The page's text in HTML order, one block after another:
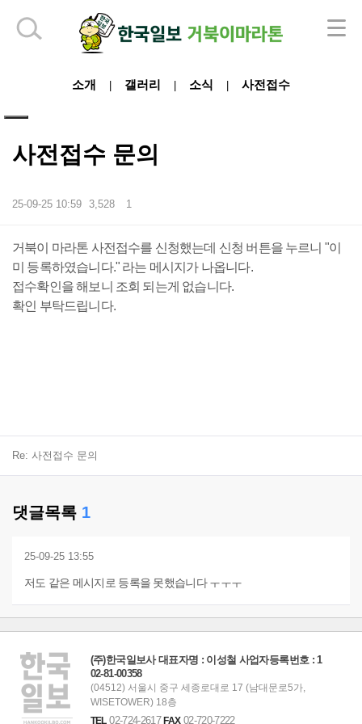
소개 갤러리 소식 사전접수
사전접수 문의
25-09-25 10:59 3,528 1
본문
거북이 마라톤 사전접수를 신청했는데 신청 버튼을 누르니 "이
미 등록하였습니다." 라는 메시지가 나옵니다.
접수확인을 해보니 조회 되는게 없습니다.
확인 부탁드립니다.
Re: 사전접수 문의
댓글목록 1
25-09-25 13:55
저도 같은 메시지로 등록을 못했습니다 ㅜㅜㅜ
하단 영역
(주)한국일보사 대표자명 : 이성철 사업자등록번호 : 1
02-81-00358
(04512) 서울시 중구 세종로대로 17 (남대문로5가,
WISETOWER) 18층
TEL02-724-2617FAX02-720-7222